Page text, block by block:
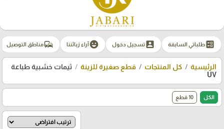
ballotطلباتي السابقة account_boxتسجيل دخول emoji_emotionsآراء زبائننا commuteمناطق التوصيل
الرئيسية كل المنتجات قطع صغيرة للزينة
ثيمات خشبية طباعة
UV
الكل 10 قطع